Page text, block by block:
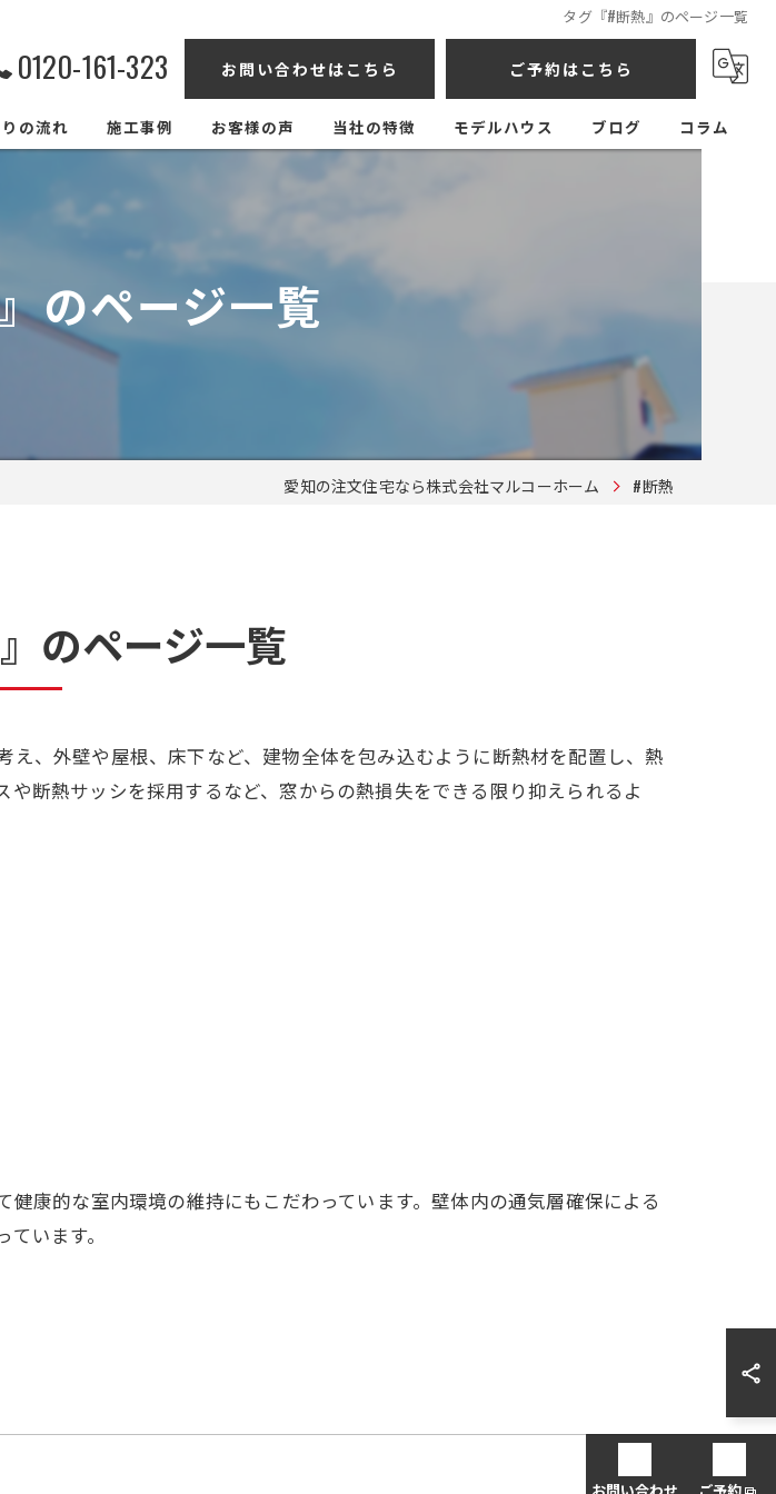
タグ『#断熱』のページ一覧
0120-161-323 お問い合わせはこちら ご予約はこちら
の流れ 施工事例 お客様の声 当社の特徴
住宅ローン
モデルハウス ブログ コラム
のページ一覧
愛知の注文住宅なら株式会社マルコーホーム #断熱
のページ一覧
、外壁や屋根、床下など、建物全体を包み込むように断熱材を配置し、熱
断熱サッシを採用するなど、窓からの熱損失をできる限り抑えられるよ
康的な室内環境の維持にもこだわっています。壁体内の通気層確保による
います。
お問い合わせ ご予約